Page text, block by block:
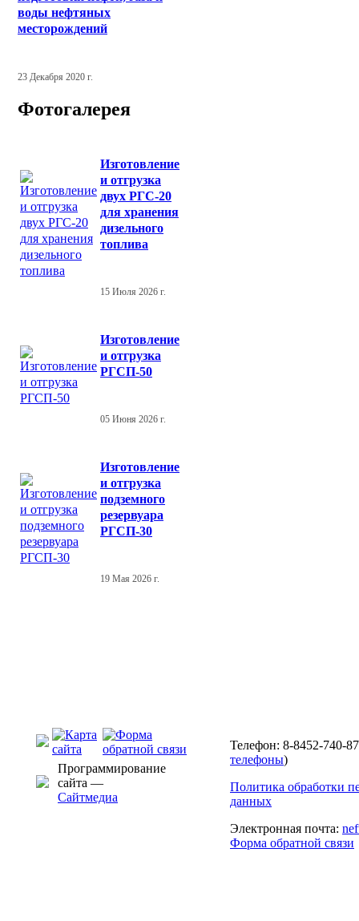
воды нефтяных
месторождений
23 Декабря 2020 г.
Фотогалерея
Изготовление
и отгрузка
двух РГС-20
для хранения
дизельного
топлива
15 Июля 2026 г.
Изготовление
и отгрузка
РГСП-50
05 Июня 2026 г.
Изготовление
и отгрузка
подземного
резервуара
РГСП-30
19 Мая 2026 г.
Программирование
сайта —
Сайтмедиа
Телефон: 8-8452-740-
телефоны)
Политика обработки
данных
Электронная почта:
Форма обратной связи